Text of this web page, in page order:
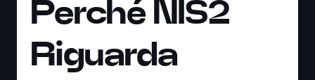
Perché NIS2
Riguarda